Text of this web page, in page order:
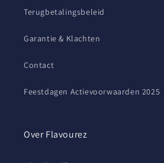
Terugbetalingsbeleid
Garantie & Klachten
Contact
Feestdagen Actievoorwaarden 2025
Over Flavourez